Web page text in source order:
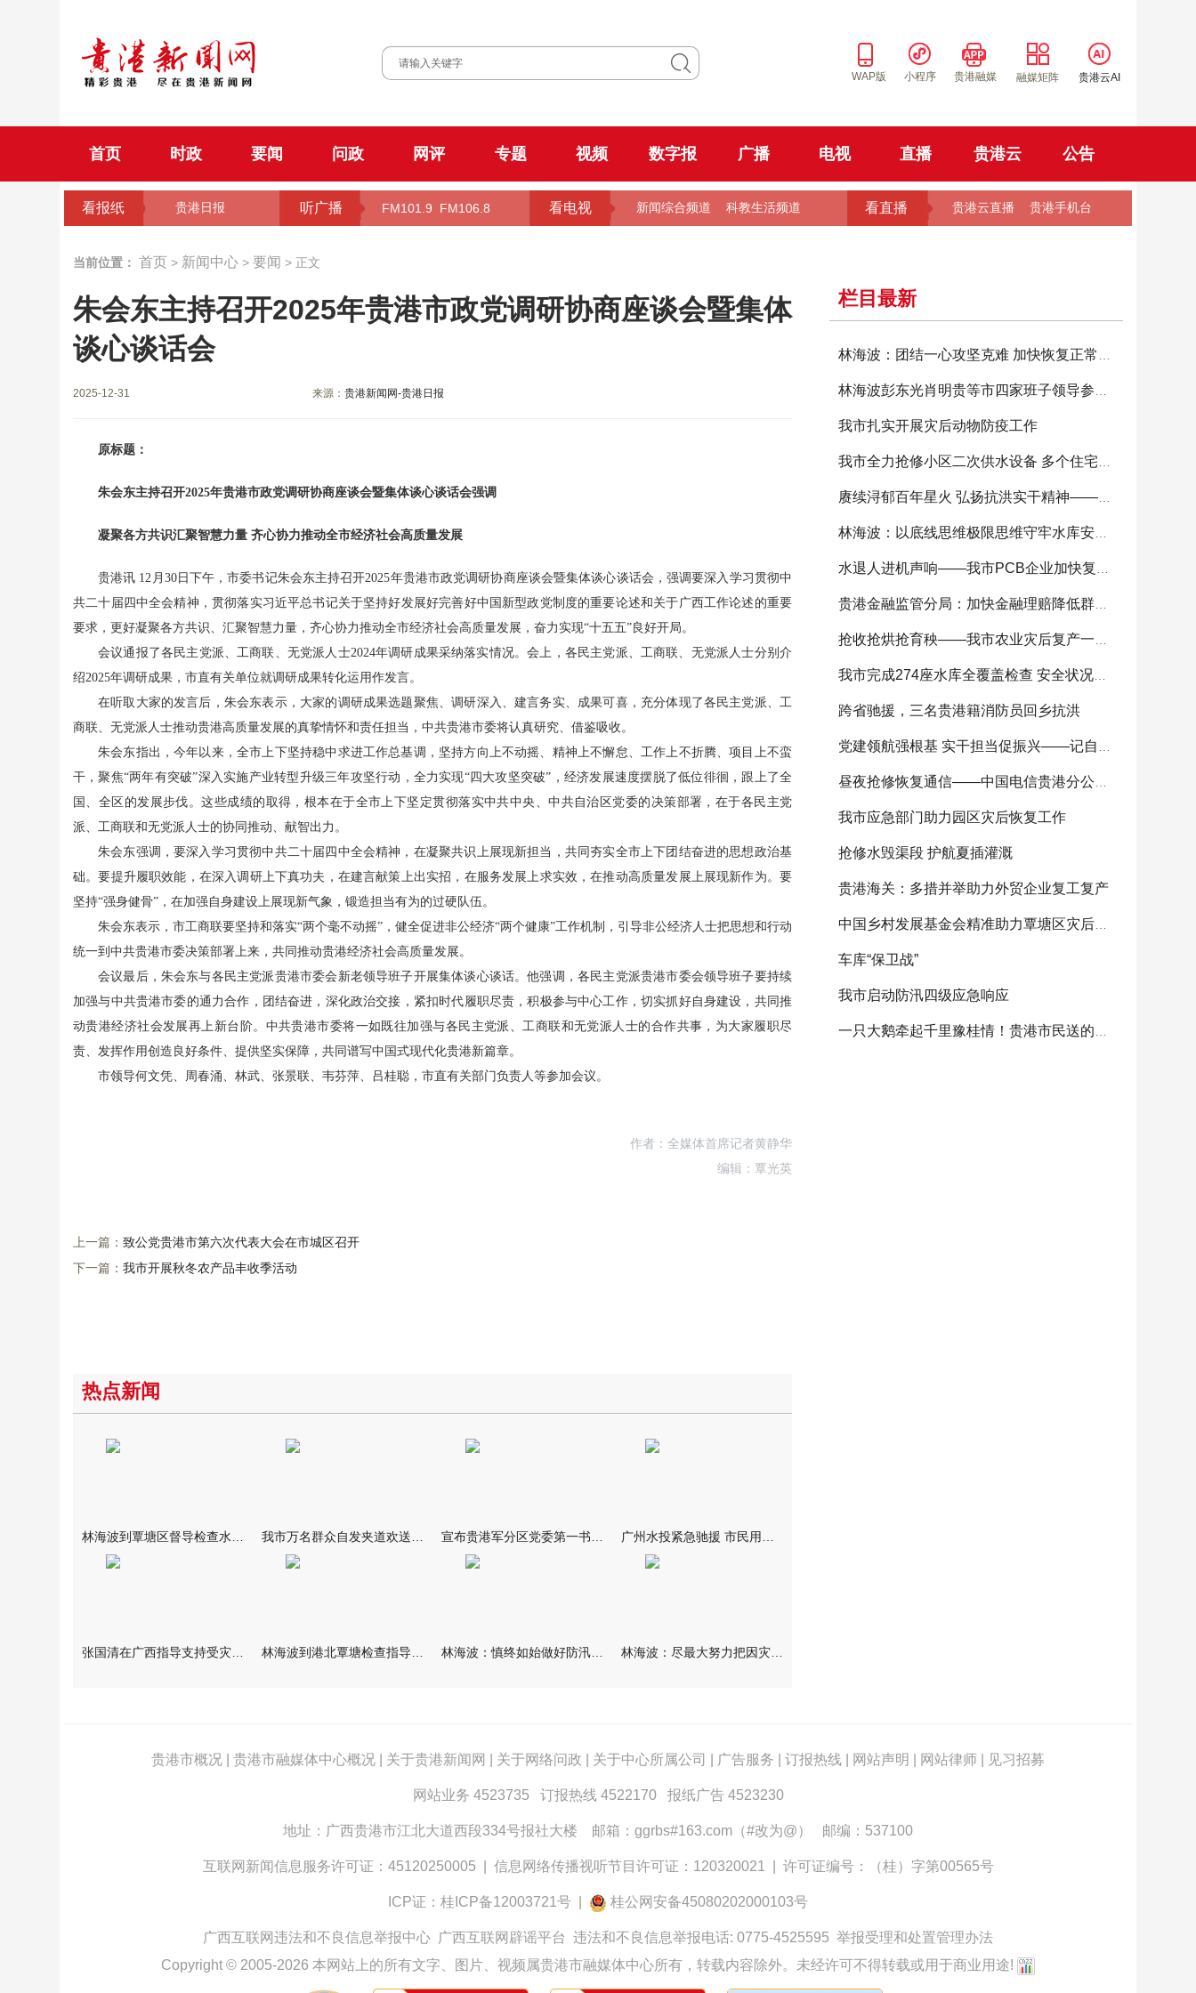
WAP版 小程序 贵港融媒 融媒矩阵 贵港云AI
首页 时政 要闻 问政 网评 专题 视频 数字报 广播 电视 直播 贵港云 公告
看报纸 贵港日报 听广播 FM101.9 FM106.8 看电视 新闻综合频道 科教生活频道 看直播 贵港云直播 贵港手机台
当前位置： 首页 > 新闻中心 > 要闻 > 正文
朱会东主持召开2025年贵港市政党调研协商座谈会暨集体
谈心谈话会
2025-12-31 来源：贵港新闻网-贵港日报
原标题：
朱会东主持召开2025年贵港市政党调研协商座谈会暨集体谈心谈话会强调
凝聚各方共识汇聚智慧力量 齐心协力推动全市经济社会高质量发展
贵港讯 12月30日下午，市委书记朱会东主持召开2025年贵港市政党调研协商座谈会暨集体谈心谈话会，强调要深入学习贯彻中
共二十届四中全会精神，贯彻落实习近平总书记关于坚持好发展好完善好中国新型政党制度的重要论述和关于广西工作论述的重要
要求，更好凝聚各方共识、汇聚智慧力量，齐心协力推动全市经济社会高质量发展，奋力实现“十五五”良好开局。
会议通报了各民主党派、工商联、无党派人士2024年调研成果采纳落实情况。会上，各民主党派、工商联、无党派人士分别介
绍2025年调研成果，市直有关单位就调研成果转化运用作发言。
在听取大家的发言后，朱会东表示，大家的调研成果选题聚焦、调研深入、建言务实、成果可喜，充分体现了各民主党派、工
商联、无党派人士推动贵港高质量发展的真挚情怀和责任担当，中共贵港市委将认真研究、借鉴吸收。
朱会东指出，今年以来，全市上下坚持稳中求进工作总基调，坚持方向上不动摇、精神上不懈怠、工作上不折腾、项目上不蛮
干，聚焦“两年有突破”深入实施产业转型升级三年攻坚行动，全力实现“四大攻坚突破”，经济发展速度摆脱了低位徘徊，跟上了全
国、全区的发展步伐。这些成绩的取得，根本在于全市上下坚定贯彻落实中共中央、中共自治区党委的决策部署，在于各民主党
派、工商联和无党派人士的协同推动、献智出力。
朱会东强调，要深入学习贯彻中共二十届四中全会精神，在凝聚共识上展现新担当，共同夯实全市上下团结奋进的思想政治基
础。要提升履职效能，在深入调研上下真功夫，在建言献策上出实招，在服务发展上求实效，在推动高质量发展上展现新作为。要
坚持“强身健骨”，在加强自身建设上展现新气象，锻造担当有为的过硬队伍。
朱会东表示，市工商联要坚持和落实“两个毫不动摇”，健全促进非公经济“两个健康”工作机制，引导非公经济人士把思想和行动
统一到中共贵港市委决策部署上来，共同推动贵港经济社会高质量发展。
会议最后，朱会东与各民主党派贵港市委会新老领导班子开展集体谈心谈话。他强调，各民主党派贵港市委会领导班子要持续
加强与中共贵港市委的通力合作，团结奋进，深化政治交接，紧扣时代履职尽责，积极参与中心工作，切实抓好自身建设，共同推
动贵港经济社会发展再上新台阶。中共贵港市委将一如既往加强与各民主党派、工商联和无党派人士的合作共事，为大家履职尽
责、发挥作用创造良好条件、提供坚实保障，共同谱写中国式现代化贵港新篇章。
市领导何文凭、周春涌、林武、张景联、韦芬萍、吕桂聪，市直有关部门负责人等参加会议。
作者：全媒体首席记者黄静华
编辑：覃光英
上一篇： 致公党贵港市第六次代表大会在市城区召开
下一篇： 我市开展秋冬农产品丰收季活动
热点新闻
栏目最新
我市扎实开展灾后动物防疫工作
跨省驰援，三名贵港籍消防员回乡抗洪
我市应急部门助力园区灾后恢复工作
抢修水毁渠段 护航夏插灌溉
贵港海关：多措并举助力外贸企业复工复产
车库“保卫战”
我市启动防汛四级应急响应
贵港市概况 贵港市融媒体中心概况 关于贵港新闻网 关于网络问政 关于中心所属公司 广告服务 订报热线 网站声明 网站律师 见习招募
网站业务 4523735 订报热线 4522170 报纸广告 4523230
地址：广西贵港市江北大道西段334号报社大楼 邮箱：ggrbs#163.com（#改为@） 邮编：537100
互联网新闻信息服务许可证：45120250005 信息网络传播视听节目许可证：120320021 许可证编号：（桂）字第00565号
ICP证：桂ICP备12003721号 桂公网安备45080202000103号
广西互联网违法和不良信息举报中心 广西互联网辟谣平台 违法和不良信息举报电话: 0775-4525595 举报受理和处置管理办法
Copyright © 2005-2026 本网站上的所有文字、图片、视频属贵港市融媒体中心所有，转载内容除外。未经许可不得转载或用于商业用途!